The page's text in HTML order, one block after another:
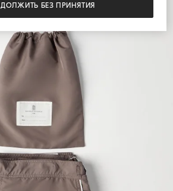
БЕЗ ПРИНЯТИЯ